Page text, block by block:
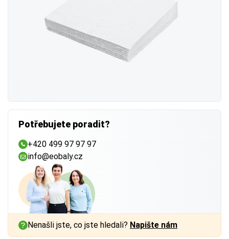
Potřebujete poradit?
+420 499 97 97 97
info@eobaly.cz
Nenašli jste, co jste hledali? Napište nám